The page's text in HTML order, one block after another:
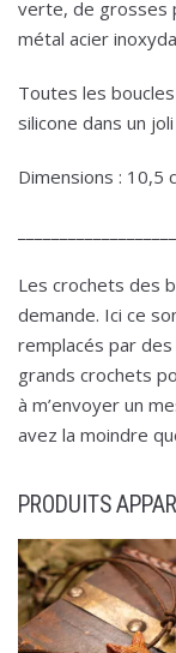
verte, de grosses
métal acier
Toutes les
silicone dans un
Dimensions : 10,5
Les crochets des
demande. Ici ce
remplacés par
grands crochets
à m’envoyer un
avez la moindre
PRODUITS